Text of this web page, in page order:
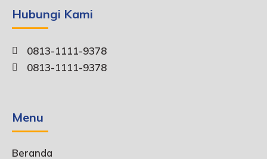
Hubungi Kami
0813-1111-9378
0813-1111-9378
Menu
Beranda